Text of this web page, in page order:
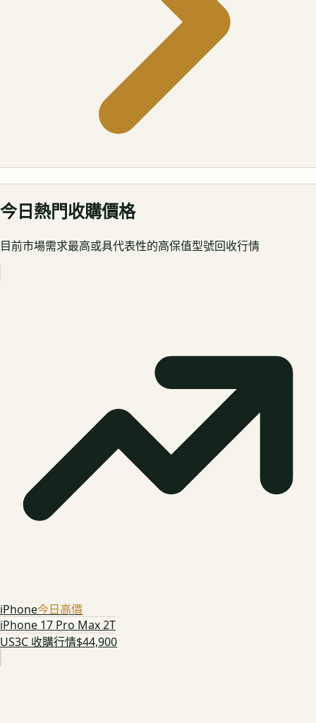
今日熱門收購價格
目前市場需求最高或具代表性的高保值型號回收行情
iPhone今日高價
iPhone 17 Pro Max 2T
US3C 收購行情$44,900